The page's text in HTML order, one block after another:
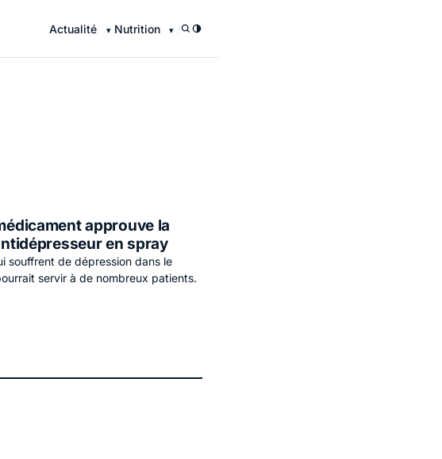
Actualité Nutrition /
approuve la
en spray
souffrent de dépression dans le
servir à de nombreux patients.